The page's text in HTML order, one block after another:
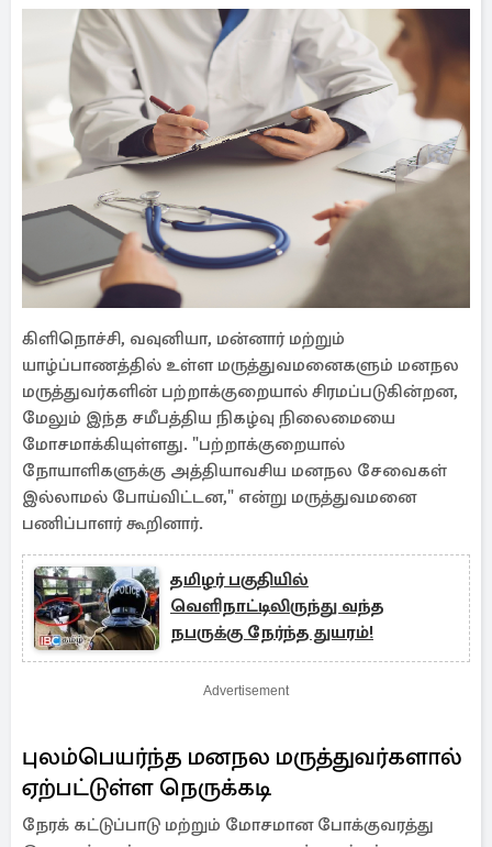
கிளிநொச்சி, வவுனியா, மன்னார் மற்றும்
யாழ்ப்பாணத்தில் உள்ள மருத்துவமனைகளும் மனநல
மருத்துவர்களின் பற்றாக்குறையால் சிரமப்படுகின்றன,
மேலும் இந்த சமீபத்திய நிகழ்வு நிலைமையை
மோசமாக்கியுள்ளது. "பற்றாக்குறையால்
நோயாளிகளுக்கு அத்தியாவசிய மனநல சேவைகள்
இல்லாமல் போய்விட்டன," என்று மருத்துவமனை
பணிப்பாளர் கூறினார்.
தமிழர் பகுதியில்
வெளிநாட்டிலிருந்து வந்த
நபருக்கு நேர்ந்த துயரம்!
Advertisement
புலம்பெயர்ந்த மனநல மருத்துவர்களால்
ஏற்பட்டுள்ள நெருக்கடி
நேரக் கட்டுப்பாடு மற்றும் மோசமான போக்குவரத்து